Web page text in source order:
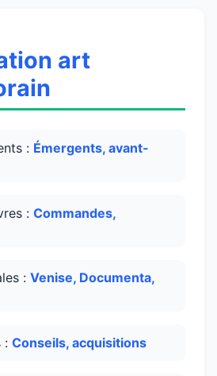
art
: Émergents, avant-
: Commandes,
: Venise, Documenta,
: Conseils, acquisitions